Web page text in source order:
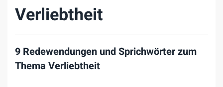
Verliebtheit
9 Redewendungen und Sprichwörter zum
Thema Verliebtheit